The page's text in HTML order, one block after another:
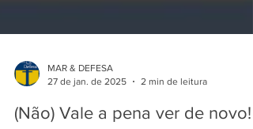
27 de jan. de 2025
2 min de leitura